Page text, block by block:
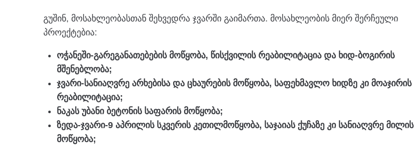
გუშინ, მოსახლეობასთან შეხვედრა ჯვარში გაიმართა. მოსახლეობის მიერ შერჩეული
პროექტებია:
ოჭანეში-გარეგანათებების მოწყობა, წისქვილის რეაბილიტაცია და ხიდ-ბოგირის
მშენებლობა;
ჯვარი-სანიაღვრე არხებისა და ცხაურების მოწყობა, საფეხმავლო ხიდზე კი მოაჯირის
რეაბილიტაცია;
ნაკას უბანი ბეტონის საფარის მოწყობა;
ზედა-ჯვარი-9 აპრილის სკვერის კეთილმოწყობა, საჯაიას ქუჩაზე კი სანიაღვრე მილის
მოწყობა;